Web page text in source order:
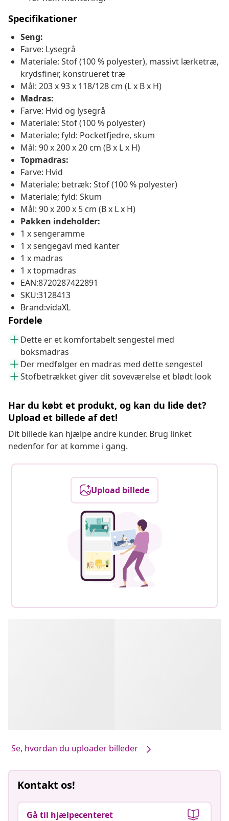
Specifikationer
Seng:
Farve: Lysegrå
Materiale: Stof (100 % polyester), massivt lærketræ,
krydsfiner, konstrueret træ
Mål: 203 x 93 x 118/128 cm (L x B x H)
Madras:
Farve: Hvid og lysegrå
Materiale: Stof (100 % polyester)
Materiale; fyld: Pocketfjedre, skum
Mål: 90 x 200 x 20 cm (B x L x H)
Topmadras:
Farve: Hvid
Materiale; betræk: Stof (100 % polyester)
Materiale; fyld: Skum
Mål: 90 x 200 x 5 cm (B x L x H)
Pakken indeholder:
1 x sengeramme
1 x sengegavl med kanter
1 x madras
1 x topmadras
EAN:8720287422891
SKU:3128413
Brand:vidaXL
Fordele
Dette er et komfortabelt sengestel med
boksmadras
Der medfølger en madras med dette sengestel
Stofbetrækket giver dit soveværelse et blødt look
Har du købt et produkt, og kan du lide det?
Upload et billede af det!
Dit billede kan hjælpe andre kunder. Brug linket
nedenfor for at komme i gang.
Upload billede
Se, hvordan du uploader billeder
Kontakt os!
Gå til hjælpecenteret